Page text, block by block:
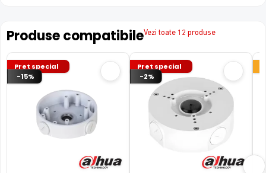
Produse compatibileVezi toate 12 produse
Pret special
-15%
Pret special
-2%